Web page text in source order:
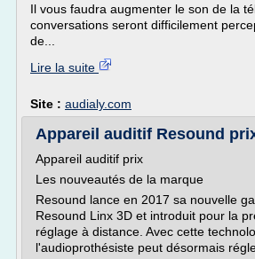
Il vous faudra augmenter le son de la
conversations seront difficilement
de...
Lire la suite
Site : audialy.com
Appareil auditif Resound
Appareil auditif prix
Les nouveautés de la marque
Resound lance en 2017 sa nouvelle
Resound Linx 3D et introduit pour la
réglage à distance. Avec cette
l'audioprothésiste peut désormais